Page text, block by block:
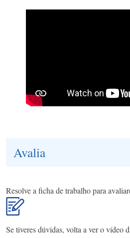
Avalia
Resolve a ficha de trabalho para
Se tiveres dúvidas, volta a ver o vídeo